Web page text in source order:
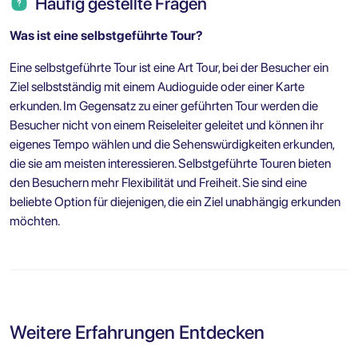
Was ist eine selbstgeführte Tour?
Eine selbstgeführte Tour ist eine Art Tour, bei der Besucher ein
Ziel selbstständig mit einem Audioguide oder einer Karte
erkunden. Im Gegensatz zu einer geführten Tour werden die
Besucher nicht von einem Reiseleiter geleitet und können ihr
eigenes Tempo wählen und die Sehenswürdigkeiten erkunden,
die sie am meisten interessieren. Selbstgeführte Touren bieten
den Besuchern mehr Flexibilität und Freiheit. Sie sind eine
beliebte Option für diejenigen, die ein Ziel unabhängig erkunden
möchten.
Weitere Erfahrungen Entdecken